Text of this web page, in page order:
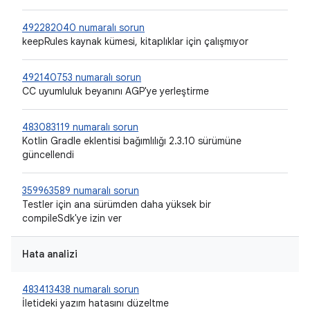
492282040 numaralı sorun
keepRules kaynak kümesi, kitaplıklar için çalışmıyor
492140753 numaralı sorun
CC uyumluluk beyanını AGP'ye yerleştirme
483083119 numaralı sorun
Kotlin Gradle eklentisi bağımlılığı 2.3.10 sürümüne
güncellendi
359963589 numaralı sorun
Testler için ana sürümden daha yüksek bir
compileSdk'ye izin ver
Hata analizi
483413438 numaralı sorun
İletideki yazım hatasını düzeltme